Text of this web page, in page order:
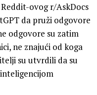
ovog r/AskDocs
da pruži odgovore
odgovore su zatim
ne znajući od koga
su utvrdili da su